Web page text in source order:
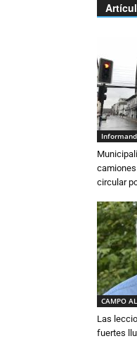
circular
CAMPO
Las
fuertes